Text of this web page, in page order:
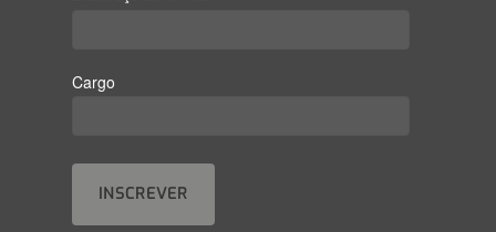
Cargo